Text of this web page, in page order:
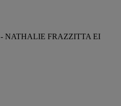
- NATHALIE FRAZZITTA EI